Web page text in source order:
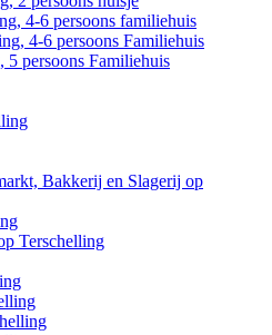
4-6 persoons familiehuis
4-6 persoons Familiehuis
5 persoons Familiehuis
Bakkerij en Slagerij op
Terschelling